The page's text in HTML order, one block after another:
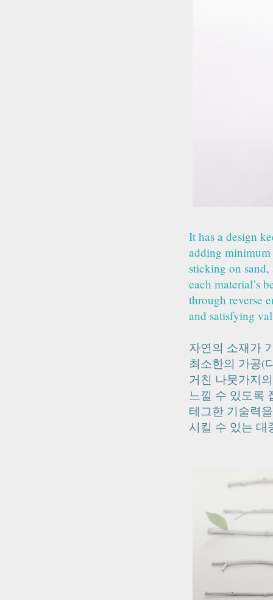
It has a design
adding
sticking on
each material’s
through reverse
and satisfying
자연의 소재가
최소한의 가공(
거친 나뭇가지
느낄 수 있도록
테그한 기술력
시킬 수 있는 대